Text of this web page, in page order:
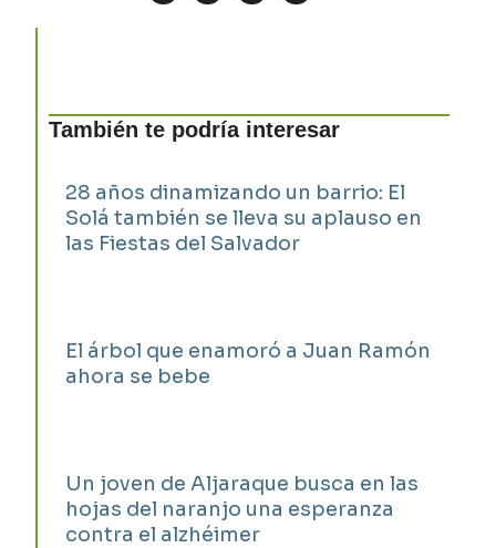
También te podría interesar
28 años dinamizando un barrio: El
Solá también se lleva su aplauso en
las Fiestas del Salvador
El árbol que enamoró a Juan Ramón
ahora se bebe
Un joven de Aljaraque busca en las
hojas del naranjo una esperanza
contra el alzhéimer